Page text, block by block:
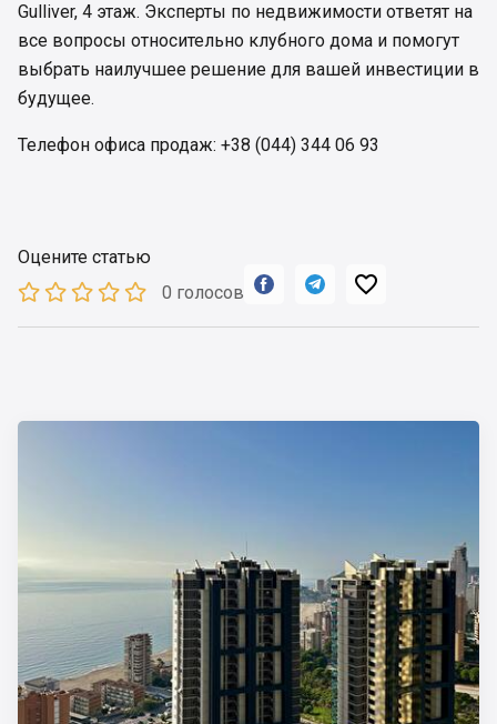
Gulliver, 4 этаж. Эксперты по недвижимости ответят на
все вопросы относительно клубного дома и помогут
выбрать наилучшее решение для вашей инвестиции в
будущее.
Телефон офиса продаж: +38 (044) 344 06 93
Оцените статью
0 голосов
  